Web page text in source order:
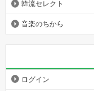
韓流セレクト
音楽のちから
ログイン